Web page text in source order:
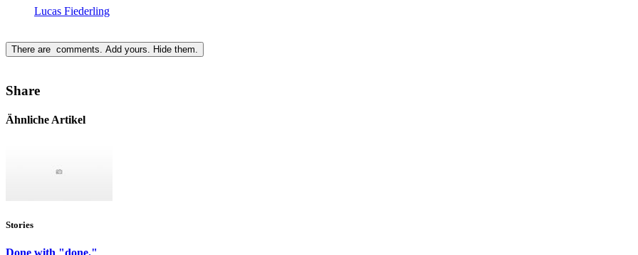
Lucas Fiederling
There are comments. Add yours. Hide them.
Share
Ähnliche Artikel
Stories
Done with "done."